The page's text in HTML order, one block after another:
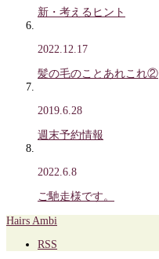
新・考えるヒント
2022.12.17
髪の毛のことあれこれ②
2019.6.28
週末予約情報
2022.6.8
ご馳走様です。
Hairs Ambi
RSS